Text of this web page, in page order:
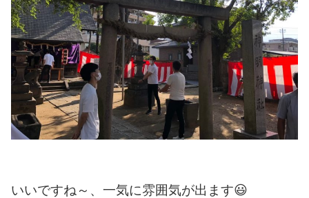
いいですね～、一気に雰囲気が出ます😃